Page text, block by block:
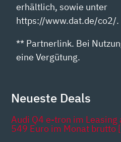
erhältlich, sowie unter
https://www.dat.de/co2/.
** Partnerlink. Bei
eine Vergütung.
Neueste Deals
Audi Q4 e-tron im
549 Euro im Monat brutto